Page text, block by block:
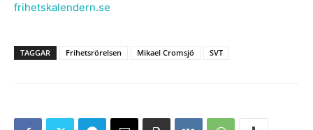
frihetskalendern.se
TAGGAR Frihetsrörelsen Mikael Cromsjö SVT